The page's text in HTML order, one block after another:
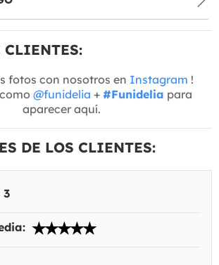
CLIENTES:
fotos con nosotros en Instagram !
@funidelia + #Funidelia para
aparecer aquí.
DE LOS CLIENTES:
3